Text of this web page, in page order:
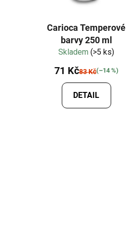
Carioca Temperové
barvy 250 ml
Skladem(>5 ks)
71 Kč83 Kč(–14 %)
DETAIL